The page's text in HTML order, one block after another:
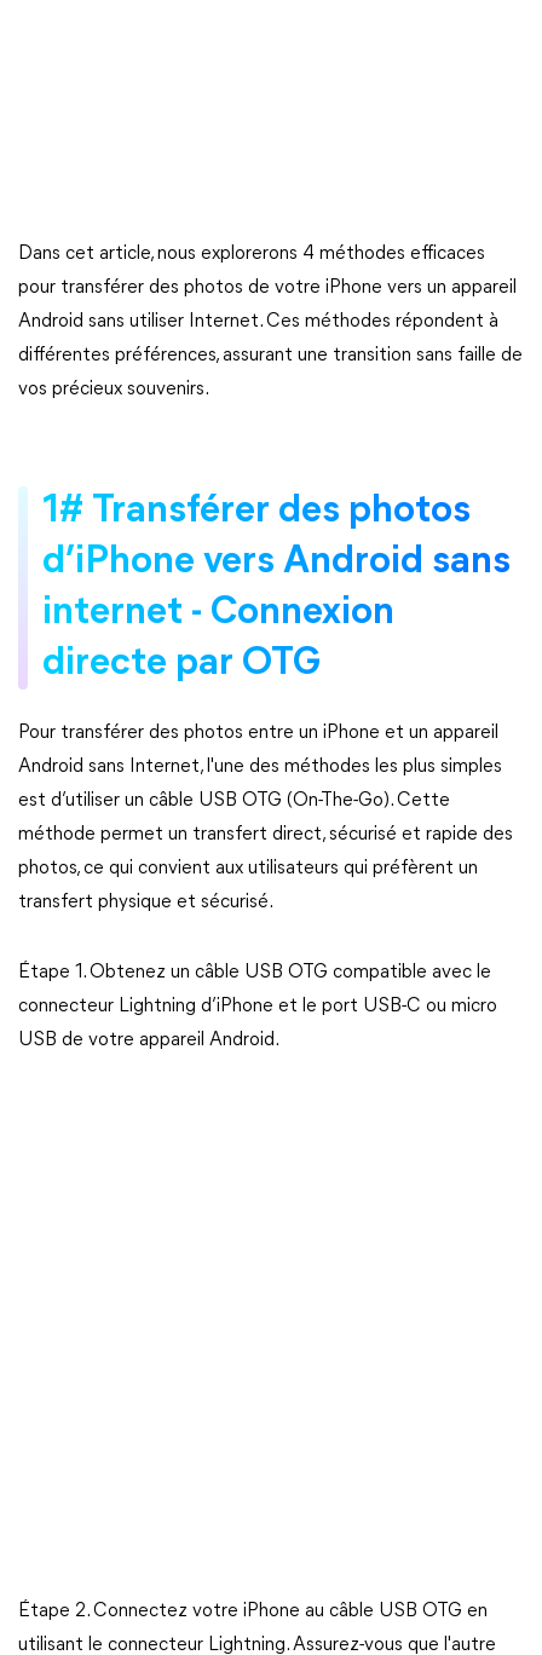
Dans cet article, nous explorerons 4 méthodes efficaces
pour transférer des photos de votre iPhone vers un appareil
Android sans utiliser Internet. Ces méthodes répondent à
différentes préférences, assurant une transition sans faille de
vos précieux souvenirs.
1# Transférer des photos
d’iPhone vers Android sans
internet - Connexion
directe par OTG
Pour transférer des photos entre un iPhone et un appareil
Android sans Internet, l'une des méthodes les plus simples
est d’utiliser un câble USB OTG (On-The-Go). Cette
méthode permet un transfert direct, sécurisé et rapide des
photos, ce qui convient aux utilisateurs qui préfèrent un
transfert physique et sécurisé.
Étape 1. Obtenez un câble USB OTG compatible avec le
connecteur Lightning d’iPhone et le port USB-C ou micro
USB de votre appareil Android.
Étape 2. Connectez votre iPhone au câble USB OTG en
utilisant le connecteur Lightning. Assurez-vous que l'autre